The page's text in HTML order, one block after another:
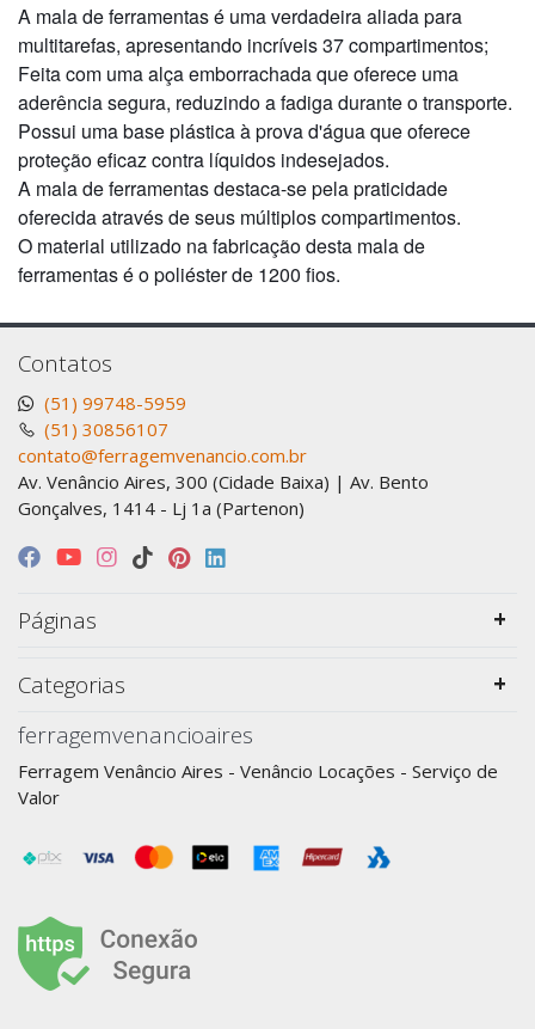
A mala de ferramentas é uma verdadeira aliada para
multitarefas, apresentando incríveis 37 compartimentos;
Feita com uma alça emborrachada que oferece uma
aderência segura, reduzindo a fadiga durante o transporte.
Possui uma base plástica à prova d'água que oferece
proteção eficaz contra líquidos indesejados.
A mala de ferramentas destaca-se pela praticidade
oferecida através de seus múltiplos compartimentos.
O material utilizado na fabricação desta mala de
ferramentas é o poliéster de 1200 fios.
Contatos
(51) 99748-5959
(51) 30856107
contato@ferragemvenancio.com.br
Av. Venâncio Aires, 300 (Cidade Baixa) | Av. Bento
Gonçalves, 1414 - Lj 1a (Partenon)
Páginas
Categorias
ferragemvenancioaires
Ferragem Venâncio Aires - Venâncio Locações - Serviço de
Valor